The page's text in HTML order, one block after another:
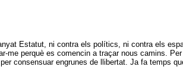
Estatut, ni contra els polítics, ni contra els
perquè es comencin a traçar nous camins.
consensuar engrunes de llibertat. Ja fa temps